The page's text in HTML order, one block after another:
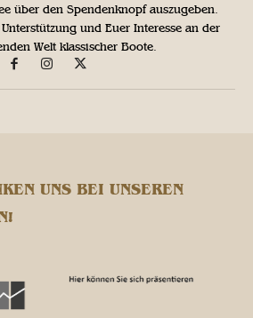
über den Spendenknopf auszugeben.
und Euer Interesse an der
Welt klassischer Boote.
UNS BEI UNSEREN